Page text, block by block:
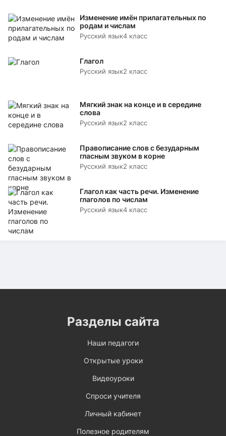
Изменение имён прилагательных по
родам и числам
Русский язык4 класс
Глагол
Русский язык2 класс
Мягкий знак на конце и в середине
слова
Русский язык2 класс
Правописание слов с безударным
гласным звуком в корне
Русский язык2 класс
Глагол как часть речи. Изменение
глаголов по числам
Русский язык4 класс
Разделы сайта
Наши педагоги
Открытые уроки
Видеоуроки
Спроси учителя
Личный кабинет
Полезное родителям